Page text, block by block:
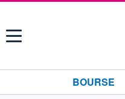
Menu
BOURSE